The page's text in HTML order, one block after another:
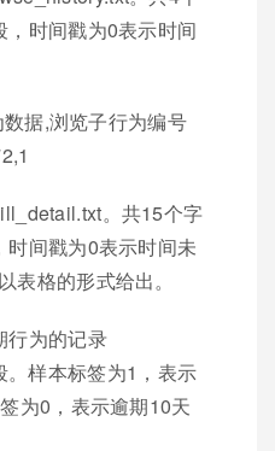
时间戳为0表示时间
据,浏览子行为编号
。共15个字
间戳为0表示时间未
表格的形式给出。
行为的记录
样本标签为1，表示
为0，表示逾期10天